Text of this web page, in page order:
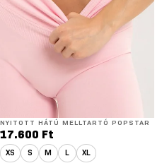
NYITOTT HÁTÚ MELLTARTÓ POPSTAR
17.600 Ft
XS S M L XL